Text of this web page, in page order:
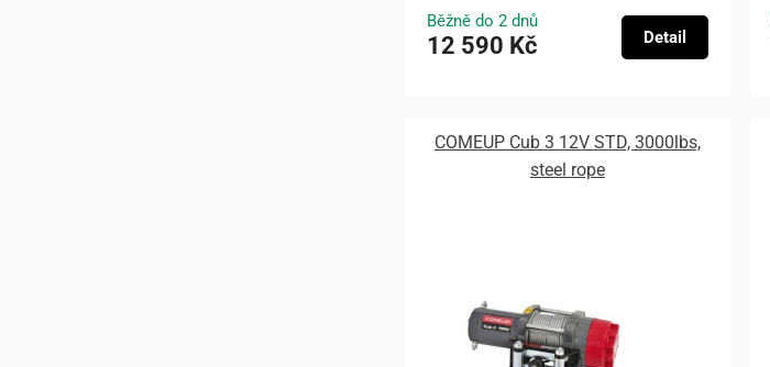
Běžně do 2 dnů
12 590 Kč Detail
COMEUP Cub 3 12V STD, 3000lbs,
steel rope